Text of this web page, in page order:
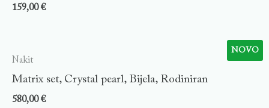
159,00€
NOVO
Nakit
Matrix set, Crystal pearl, Bijela, Rodiniran
580,00€